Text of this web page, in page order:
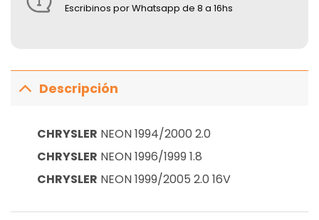
Escribinos por Whatsapp de 8 a 16hs
Descripción
CHRYSLER NEON 1994/2000 2.0
CHRYSLER NEON 1996/1999 1.8
CHRYSLER NEON 1999/2005 2.0 16V